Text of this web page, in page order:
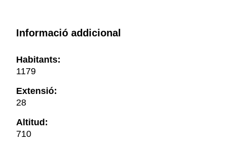
Informació addicional
Habitants:
1179
Extensió:
28
Altitud:
710